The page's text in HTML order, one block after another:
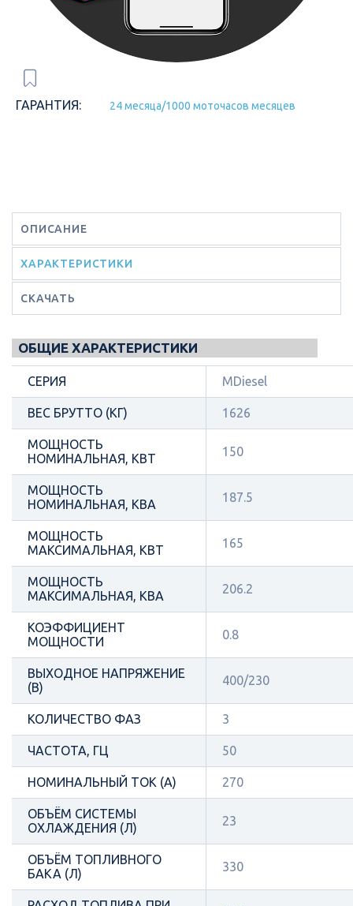
ГАРАНТИЯ: 24 месяца/1000 моточасов месяцев
ОПИСАНИЕ
ХАРАКТЕРИСТИКИ
СКАЧАТЬ
ОБЩИЕ ХАРАКТЕРИСТИКИ
СЕРИЯ MDiesel
ВЕС БРУТТО (КГ) 1626
МОЩНОСТЬ
НОМИНАЛЬНАЯ, КВТ
150
МОЩНОСТЬ
НОМИНАЛЬНАЯ, КВА
187.5
МОЩНОСТЬ
МАКСИМАЛЬНАЯ, КВТ
165
МОЩНОСТЬ
МАКСИМАЛЬНАЯ, КВА
206.2
КОЭФФИЦИЕНТ
МОЩНОСТИ
0.8
ВЫХОДНОЕ НАПРЯЖЕНИЕ
(В)
400/230
КОЛИЧЕСТВО ФАЗ 3
ЧАСТОТА, ГЦ 50
НОМИНАЛЬНЫЙ ТОК (А) 270
ОБЪЁМ СИСТЕМЫ
ОХЛАЖДЕНИЯ (Л)
23
ОБЪЁМ ТОПЛИВНОГО
БАКА (Л)
330